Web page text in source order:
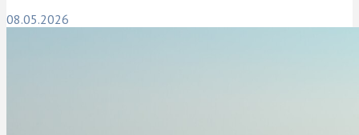
08.05.2026